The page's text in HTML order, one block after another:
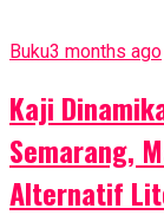
Buku3 months ago
Kaji
Semarang,
Alternatif